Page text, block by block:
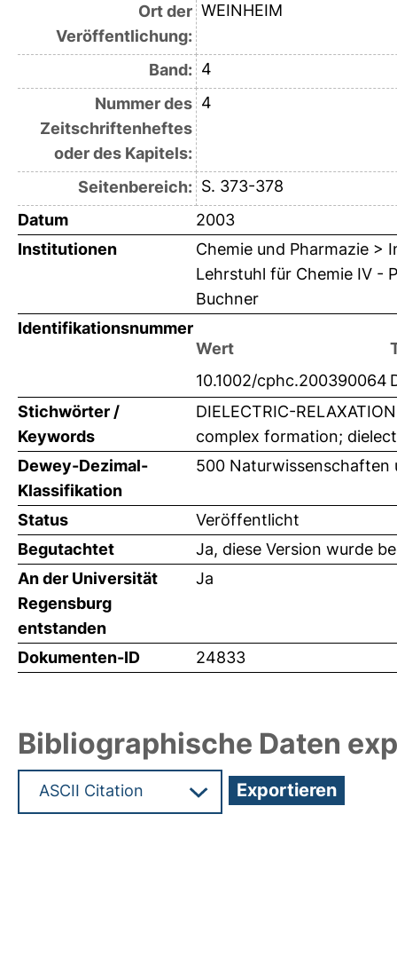
Ort der
Veröffentlichung:
WEINHEIM
Band: 4
Nummer des
Zeitschriftenheftes
oder des Kapitels:
4
Seitenbereich: S. 373-378
Datum
2003
Institutionen
Chemie und Pharmazie >
Lehrstuhl für Chemie IV -
Buchner
Identifikationsnummer
Wert
10.1002/cphc.200390064
Stichwörter /
Keywords
DIELECTRIC-
complex formation;
Dewey-Dezimal-
Klassifikation
500 Naturwissenschaften
Status
Veröffentlicht
Begutachtet
Ja, diese Version wurde
An der Universität
Regensburg
entstanden
Ja
Dokumenten-ID 24833
Bibliographische Daten